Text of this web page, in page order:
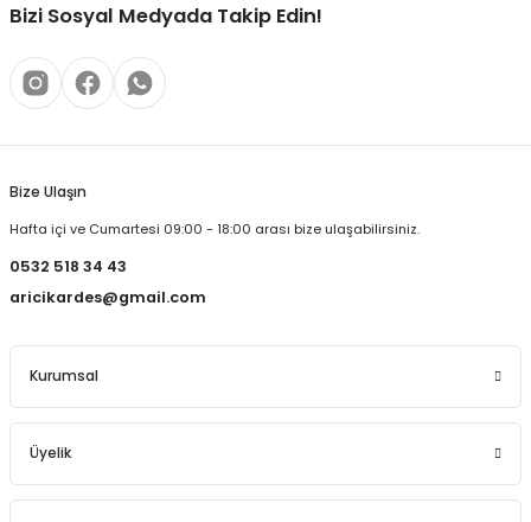
Bizi Sosyal Medyada Takip Edin!
Bize Ulaşın
Hafta içi ve Cumartesi 09:00 - 18:00 arası bize ulaşabilirsiniz.
0532 518 34 43
aricikardes@gmail.com
Kurumsal
Üyelik